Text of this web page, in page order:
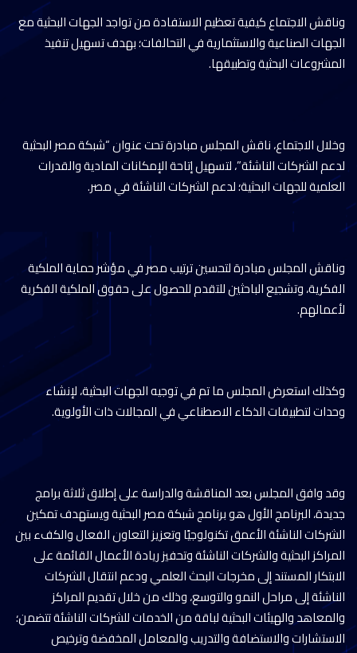
وناقش الاجتماع كيفية تعظيم الاستفادة من تواجد الجهات البحثية مع
الجهات الصناعية والاستثمارية في التحالفات؛ بهدف تسهيل تنفيذ
المشروعات البحثية وتطبيقها.
وخلال الاجتماع، ناقش المجلس مبادرة تحت عنوان “شبكة مصر البحثية
لدعم الشركات الناشئة”، لتسهيل إتاحة الإمكانات المادية والقدرات
العلمية للجهات البحثية؛ لدعم الشركات الناشئة في مصر.
وناقش المجلس مبادرة لتحسين ترتيب مصر في مؤشر حماية الملكية
الفكرية، وتشجيع الباحثين للتقدم للحصول على حقوق الملكية الفكرية
لأعمالهم.
وكذلك استعرض المجلس ما تم في توجيه الجهات البحثية، لإنشاء
وحدات لتطبيقات الذكاء الاصطناعي في المجالات ذات الأولوية.
وقد وافق المجلس بعد المناقشة والدراسة على إطلاق ثلاثة برامج
جديدة، البرنامج الأول هو برنامج شبكة مصر البحثية ويستهدف تمكين
الشركات الناشئة الأعمق تكنولوجيًا وتعزيز التعاون الفعال والكفء بين
المراكز البحثية والشركات الناشئة وتحفيز ريادة الأعمال القائمة على
الابتكار المستند إلى مخرجات البحث العلمي ودعم انتقال الشركات
الناشئة إلى مراحل النمو والتوسع، وذلك من خلال تقديم المراكز
والمعاهد والهيئات البحثية لباقة من الخدمات للشركات الناشئة تتضمن؛
الاستشارات والاستضافة والتدريب والمعامل المخفضة وترخيص